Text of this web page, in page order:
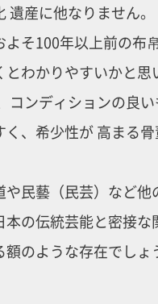
遺産に他なりません
よそ100年以上前の布
とわかりやすいかと
コンディションの良
、希少性が 高まる骨
や民藝（民芸）など
本の伝統芸能と密接
のような存在でしょ